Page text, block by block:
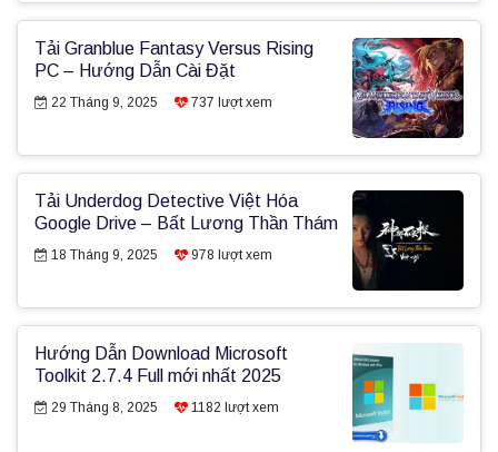
Tải Granblue Fantasy Versus Rising
PC – Hướng Dẫn Cài Đặt
22 Tháng 9, 2025 737 lượt xem
Tải Underdog Detective Việt Hóa
Google Drive – Bất Lương Thần Thám
18 Tháng 9, 2025 978 lượt xem
Hướng Dẫn Download Microsoft
Toolkit 2.7.4 Full mới nhất 2025
29 Tháng 8, 2025 1182 lượt xem